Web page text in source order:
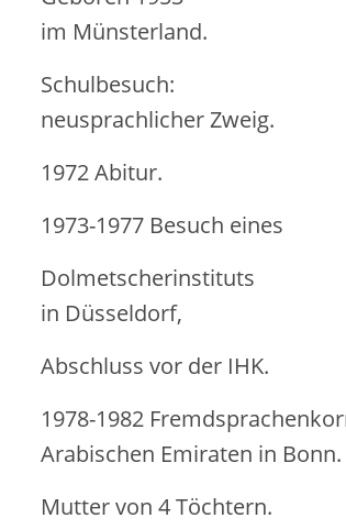
im Münsterland.
Schulbesuch:
neusprachlicher Zweig.
1972 Abitur.
1973-1977 Besuch eines
Dolmetscherinstituts
in Düsseldorf,
Abschluss vor der IHK.
1978-1982
Arabischen Emiraten in Bonn.
Mutter von 4 Töchtern.